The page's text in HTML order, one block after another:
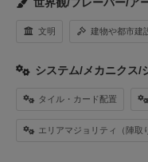
文明 建物や都市建
システム/メカニクス/
タイル・カード配置
エリアマジョリティ（陣取